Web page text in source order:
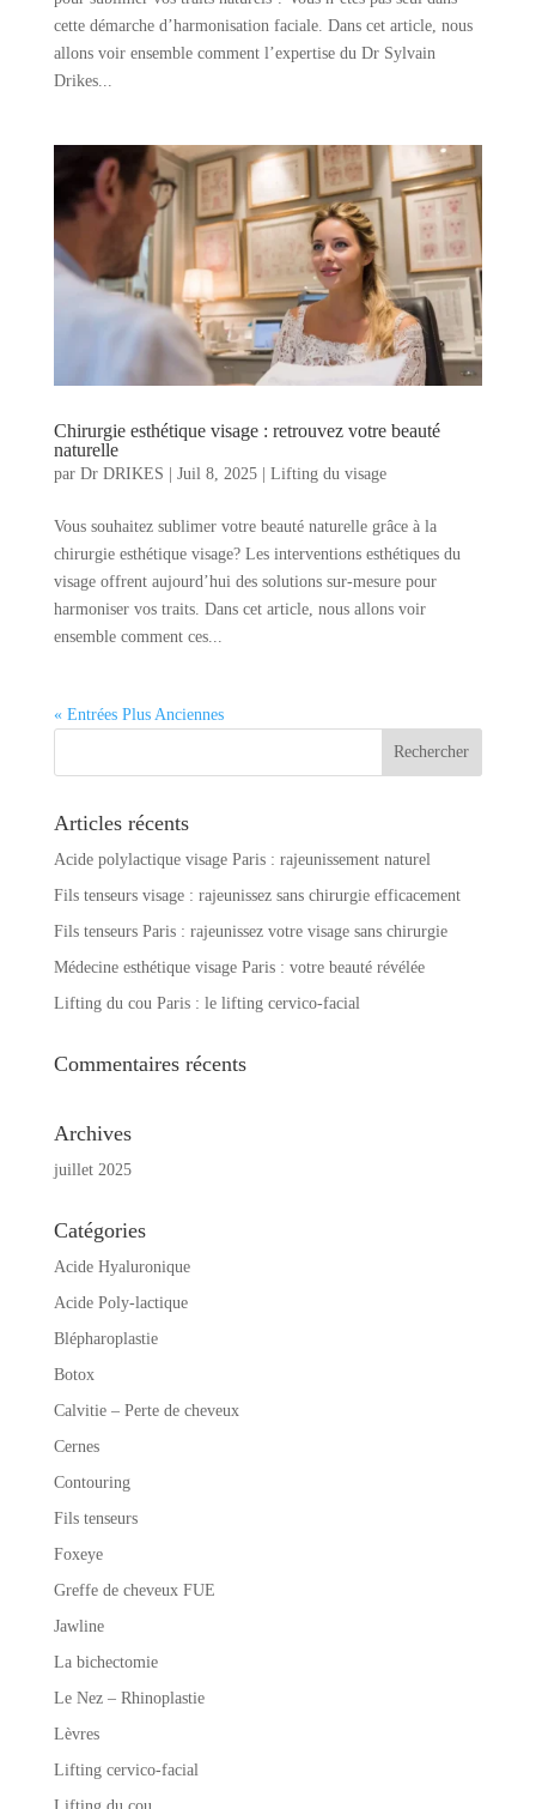
cette démarche d’harmonisation faciale. Dans cet article, nous
allons voir ensemble comment l’expertise du Dr Sylvain
Drikes...
Chirurgie esthétique visage : retrouvez votre beauté
naturelle
par Dr DRIKES Juil 8, 2025| Lifting du visage
Vous souhaitez sublimer votre beauté naturelle grâce à la
chirurgie esthétique visage? Les interventions esthétiques du
visage offrent aujourd’hui des solutions sur-mesure pour
harmoniser vos traits. Dans cet article, nous allons voir
ensemble comment ces...
« Entrées Plus Anciennes
Articles récents
Acide polylactique visage Paris : rajeunissement naturel
Fils tenseurs visage : rajeunissez sans chirurgie efficacement
Fils tenseurs Paris : rajeunissez votre visage sans chirurgie
Médecine esthétique visage Paris : votre beauté révélée
Lifting du cou Paris : le lifting cervico-facial
Commentaires récents
Archives
juillet 2025
Catégories
Acide Hyaluronique
Acide Poly-lactique
Blépharoplastie
Botox
Calvitie – Perte de cheveux
Cernes
Contouring
Fils tenseurs
Foxeye
Greffe de cheveux FUE
Jawline
La bichectomie
Le Nez – Rhinoplastie
Lèvres
Lifting cervico-facial